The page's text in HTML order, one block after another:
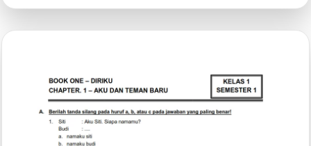
akidah
ahlak
semester
1